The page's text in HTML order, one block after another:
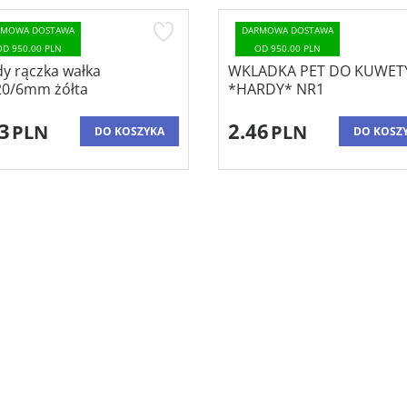
DARMOWA DOSTAWA
OD 950.00 PLN
WKLADKA PET DO KUWETY
*HARDY* NR1
2.46 PLN DO KOSZYKA
DARMOWA DOSTAWA
OD 950.00 PLN
Pędzel płaski,
51mm
7.26 PLN